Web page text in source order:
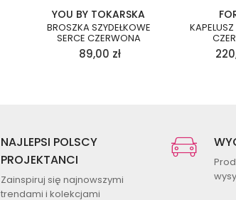
YOU BY TOKARSKA
BROSZKA SZYDEŁKOWE
SERCE CZERWONA
89,00 zł
NAJLEPSI POLSCY
PROJEKTANCI
Zainspiruj się najnowszymi
trendami i kolekcjami